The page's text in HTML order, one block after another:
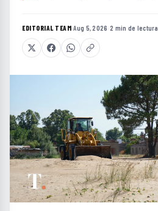
EDITORIAL TEAM·Aug 5, 2026 ·2 min de lectura